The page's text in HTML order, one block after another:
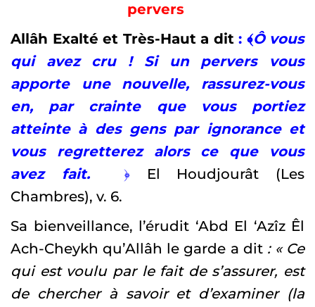
pervers
Allâh Exalté et Très-Haut a dit : ﴾Ô vous
qui avez cru ! Si un pervers vous
apporte une nouvelle, rassurez-vous
en, par crainte que vous portiez
atteinte à des gens par ignorance et
vous regretterez alors ce que vous
avez fait.
﴿ El Houdjourât (Les
Chambres), v. 6.
Sa bienveillance, l’érudit ‘Abd El ‘Azîz Êl
Ach-Cheykh qu’Allâh le garde a dit : « Ce
qui est voulu par le fait de s’assurer, est
de chercher à savoir et d’examiner (la